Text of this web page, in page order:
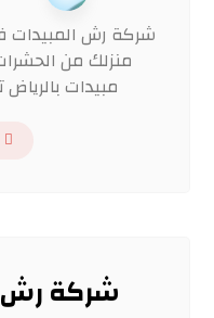
شركة رش المبيدات
منزلك من
مبيدات
شركة رش